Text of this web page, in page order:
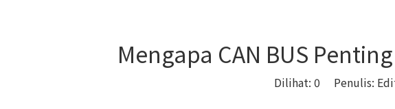
Mengapa CAN BUS
Dilihat: 0 Penulis: